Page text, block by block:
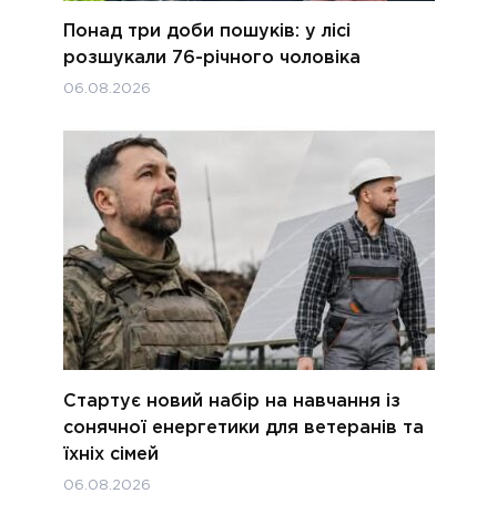
Понад три доби пошуків: у лісі
розшукали 76-річного чоловіка
06.08.2026
Стартує новий набір на навчання із
сонячної енергетики для ветеранів та
їхніх сімей
06.08.2026